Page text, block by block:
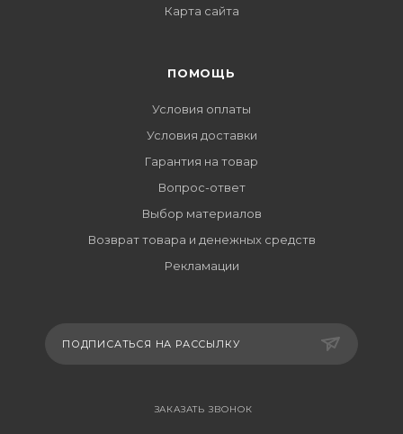
Карта сайта
ПОМОЩЬ
Условия оплаты
Условия доставки
Гарантия на товар
Вопрос-ответ
Выбор материалов
Возврат товара и денежных средств
Рекламации
ПОДПИСАТЬСЯ НА РАССЫЛКУ
ЗАКАЗАТЬ ЗВОНОК